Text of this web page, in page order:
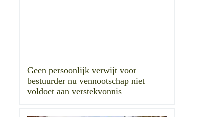
Geen persoonlijk verwijt voor
bestuurder nu vennootschap niet
voldoet aan verstekvonnis